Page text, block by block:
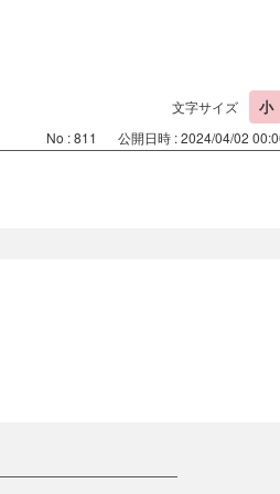
文字サイズ
No : 811 公開日時 : 2024/04/02